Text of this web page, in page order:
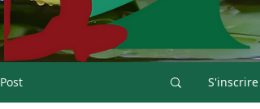
Post S'inscrire